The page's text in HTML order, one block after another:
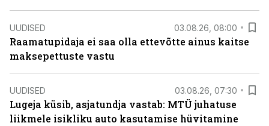
UUDISED 03.08.26, 08:00
Raamatupidaja ei saa olla ettevõtte ainus kaitse
maksepettuste vastu
UUDISED 03.08.26, 07:30
Lugeja küsib, asjatundja vastab: MTÜ juhatuse
liikmele isikliku auto kasutamise hüvitamine